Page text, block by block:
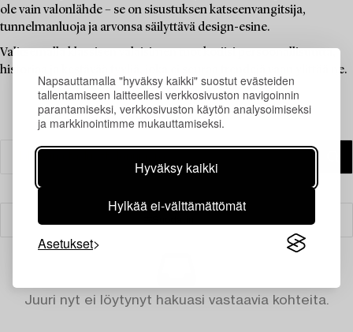
Napsauttamalla "hyväksy kaikki" suostut evästeiden
tallentamiseen laitteellesi verkkosivuston navigoinnin
parantamiseksi, verkkosivuston käytön analysoimiseksi
ja markkinointimme mukauttamiseksi.
Hyväksy kaikki
Hylkää ei-välttämättömät
Asetukset
ole vain valonlähde – se on sisustuksen katseenvangitsija,
tunnelmanluoja ja arvonsa säilyttävä design-esine.
Valitsemalla klassisen valaisimen tuot kotiisi persoonallisuutta,
historiaa ja kestävää tyyliä, joka ei seuraa trendejä vaan ylittää ne.
Juuri nyt ei löytynyt hakuasi vastaavia kohteita.